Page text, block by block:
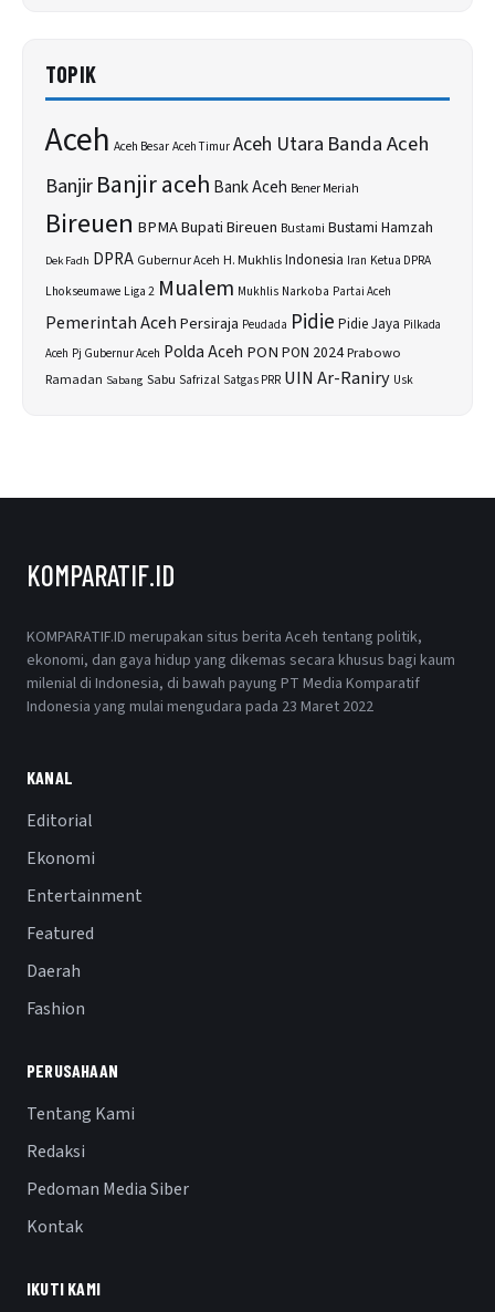
TOPIK
Aceh Aceh Besar Aceh Timur Aceh Utara Banda Aceh
BanjirBanjir aceh Bank Aceh Bener Meriah
Bireuen BPMABupati Bireuen Bustami Bustami Hamzah
Dek Fadh DPRA Gubernur Aceh H. MukhlisIndonesia Iran Ketua DPRA
Lhokseumawe Liga 2 Mualem Mukhlis Narkoba Partai Aceh
Pemerintah AcehPersiraja Peudada Pidie Pidie Jaya Pilkada
Aceh Pj Gubernur Aceh Polda Aceh PON PON 2024Prabowo
Ramadan Sabang Sabu Safrizal Satgas PRR UIN Ar-Raniry Usk
KOMPARATIF.ID
KOMPARATIF.ID merupakan situs berita Aceh tentang politik,
ekonomi, dan gaya hidup yang dikemas secara khusus bagi kaum
milenial di Indonesia, di bawah payung PT Media Komparatif
Indonesia yang mulai mengudara pada 23 Maret 2022
KANAL
Editorial
Ekonomi
Entertainment
Featured
Daerah
Fashion
PERUSAHAAN
Tentang Kami
Redaksi
Pedoman Media Siber
Kontak
IKUTI KAMI